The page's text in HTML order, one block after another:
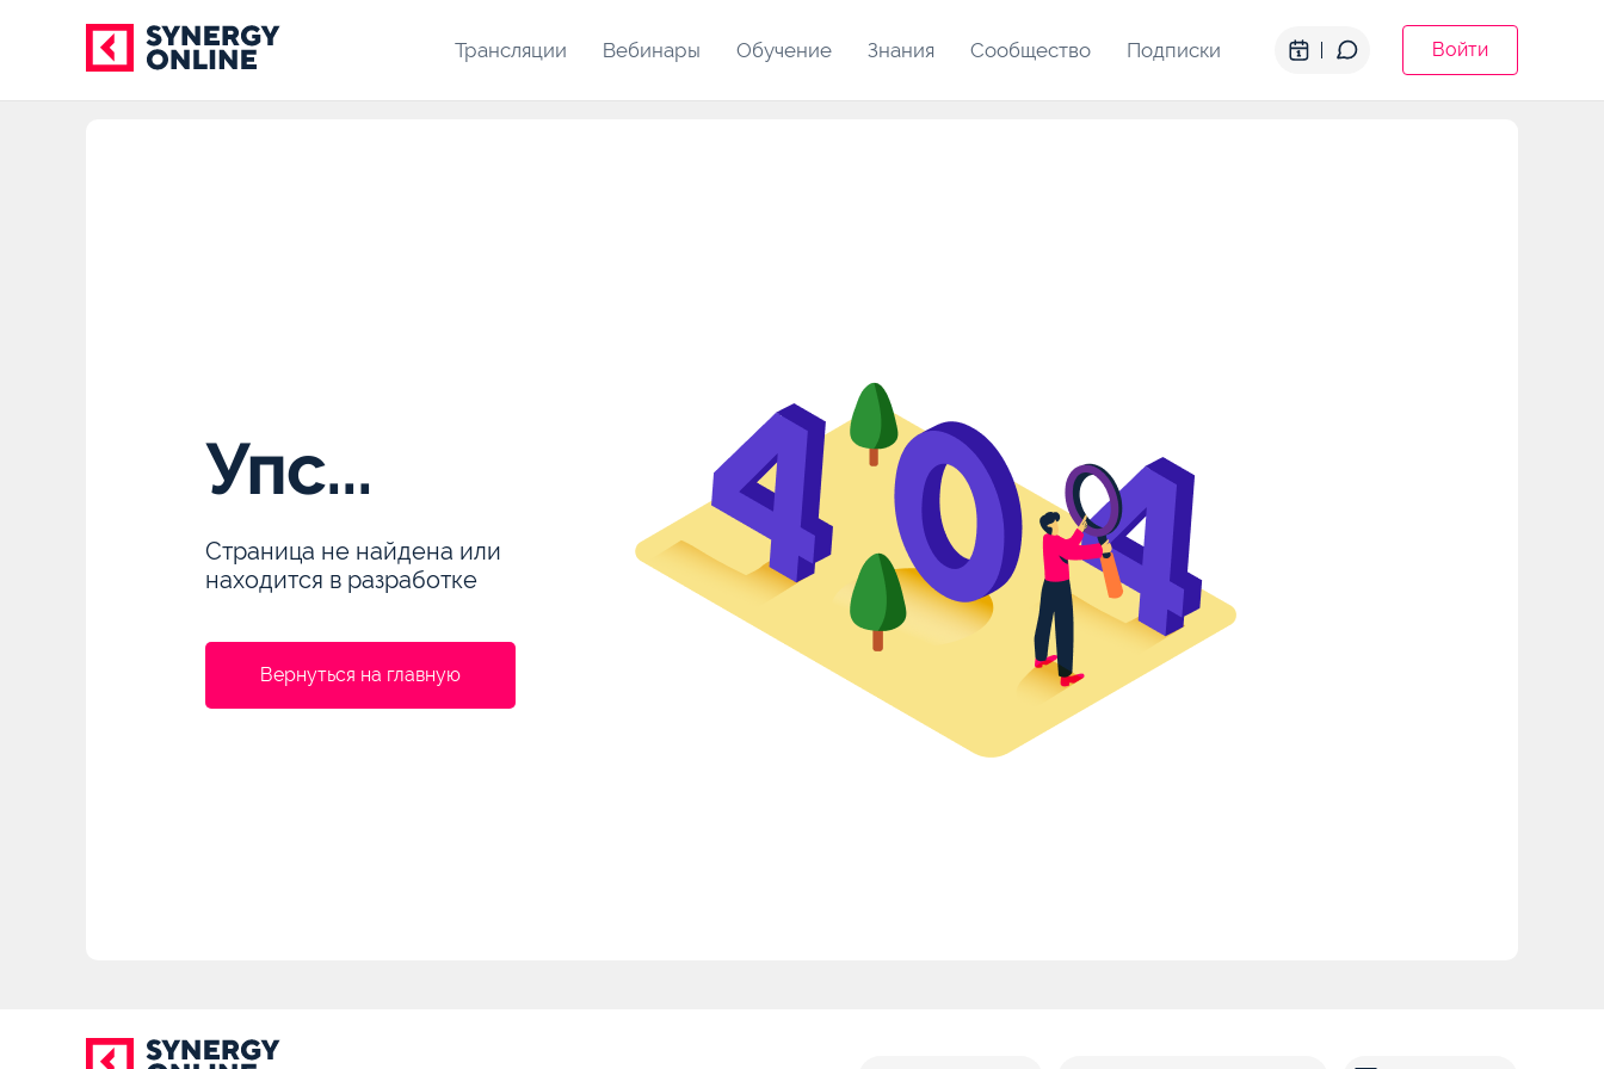
Трансляции Вебинары Обучение Знания Сообщество Подписки Войти
Упс...
Страница не найдена или
находится в разработке
Вернуться на главную